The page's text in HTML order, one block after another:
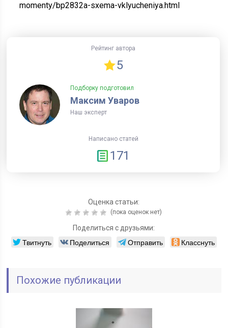
momenty/bp2832a-sxema-vklyucheniya.html
Рейтинг автора
5
Подборку подготовил
Максим Уваров
Наш эксперт
Написано статей
171
Оценка статьи:
(пока оценок нет)
Поделиться с друзьями:
Твитнуть Поделиться Отправить Класснуть
Похожие публикации